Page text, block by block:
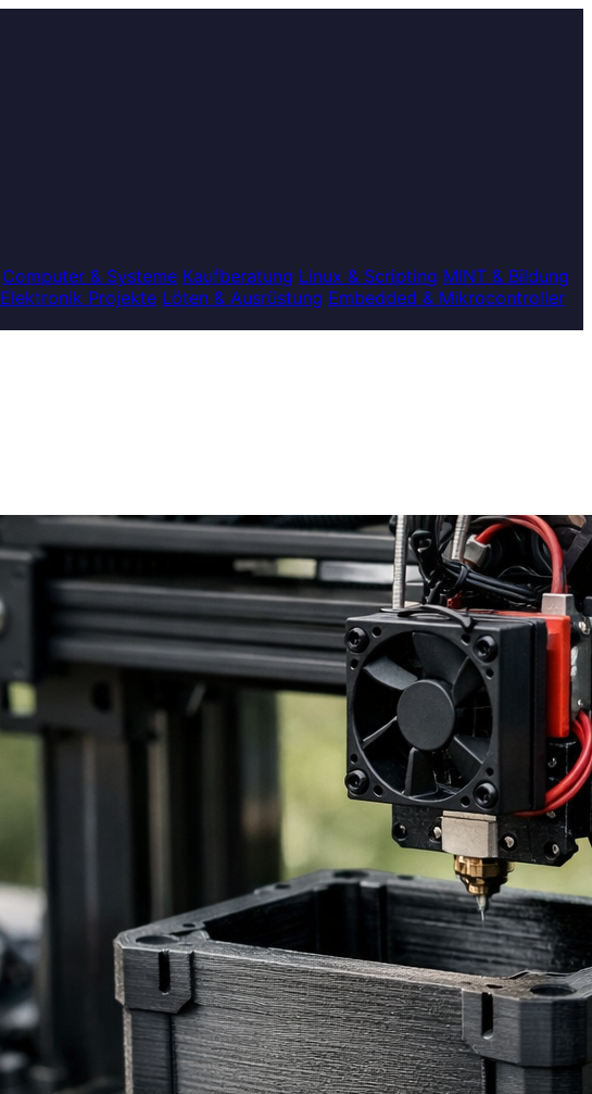
Computer & Systeme Kaufberatung Linux & Scripting MINT & Bildung
Elektronik Projekte Löten & Ausrüstung Embedded & Mikrocontroller